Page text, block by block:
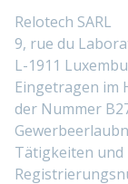
Relotech SARL
9, rue du
L-1911
Eingetragen im
der Nummer
Tätigkeiten